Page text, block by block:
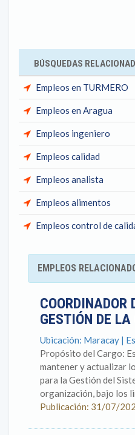
BÚSQUEDAS
Empleos en TURMERO
Empleos en Aragua
Empleos ingeniero
Empleos calidad
Empleos analista
Empleos alimentos
Empleos control de
EMPLEOS
COORDINADOR
GESTIÓN DE
Ubicación: Maracay |
Propósito del Cargo:
mantener y actualizar
para la Gestión del
organización, bajo los
Publicación: 31/07/